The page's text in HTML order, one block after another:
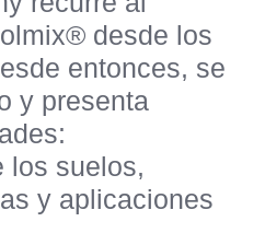
desde los
entonces, se
y presenta
los suelos,
y aplicaciones